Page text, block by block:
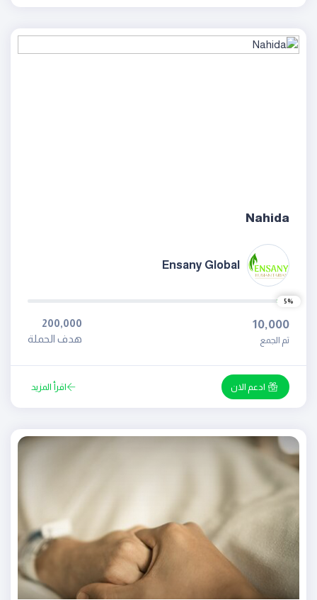
Nahida
Ensany Global
5%
10,000
تم الجمع
200,000
هدف الحملة
ادعم الان اقرأ المزيد